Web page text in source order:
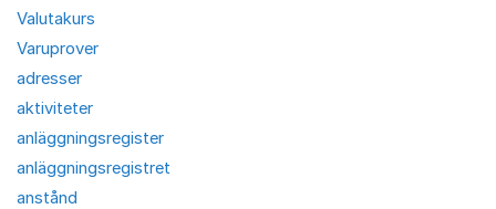
Valutakurs
Varuprover
adresser
aktiviteter
anläggningsregister
anläggningsregistret
anstånd